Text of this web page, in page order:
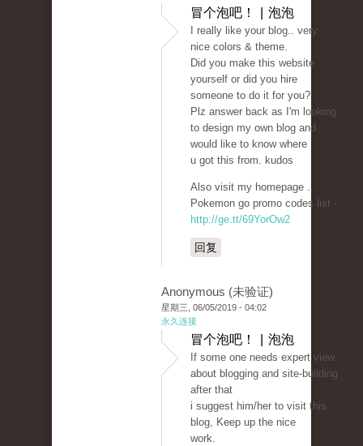
冒个泡吧！ | 泡泡
I really like your blog.. very
nice colors & theme.
Did you make this website
yourself or did you hire
someone to do it for you?
Plz answer back as I'm looking
to design my own blog and
would like to know where
u got this from. kudos
Also visit my homepage ...
Pokemon go promo codes list -
http://ge.tt/69YorOw2
回复
Anonymous (未验证)
星期三, 06/05/2019 - 04:02
永久连接
冒个泡吧！ | 泡泡
If some one needs expert view
about blogging and site-building
after that
i suggest him/her to visit this
blog, Keep up the nice
work.